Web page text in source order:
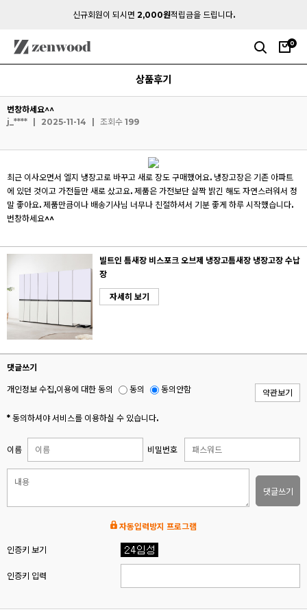
신규회원이 되시면 2,000원적립금을 드립니다.
0
상품후기
번창하세요^^
j_****
2025-11-14 조회수 199
최근 이사오면서 엘지 냉장고로 바꾸고 새로 장도 구매했어요. 냉장고장은 기존 아파트
에 있던 것이고 가전들만 새로 샀고요. 제품은 가전보단 살짝 밝긴 해도 자연스러워서 정
말 좋아요. 제품만큼이나 배송기사님 너무나 친절하셔서 기분 좋게 하루 시작했습니다.
번창하세요^^
빌트인 틈새장 비스포크 오브제 냉장고틈새장 냉장고장 수납
장
자세히 보기
댓글쓰기
개인정보 수집,이용에 대한 동의 동의 동의안함 약관보기
* 동의하셔야 서비스를 이용하실 수 있습니다.
이름 비밀번호
댓글쓰기
자동입력방지 프로그램
인증키 보기
인증키 입력